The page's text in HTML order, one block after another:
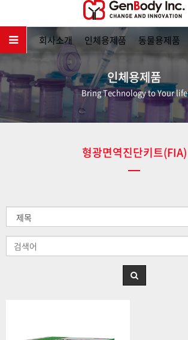
메인
회사소개 인체용제품 동물용제품
인체용제품
Bring Technology to Your life
형광면역진단키트(FIA)